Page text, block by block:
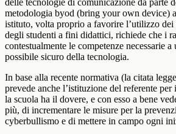
delle tecnologie di comunicazione da parte
metodologia byod (bring your own device)
istituto, volta proprio a favorire l’utilizzo
degli studenti a fini didattici, richiede che i
contestualmente le competenze necessarie
possibile sicuro della tecnologia.
In base alla recente normativa (la citata
prevede anche l’istituzione del referente
la scuola ha il dovere, e con esso a bene
più, di incrementare le misure per la
cyberbullismo e di mettere in campo ogni